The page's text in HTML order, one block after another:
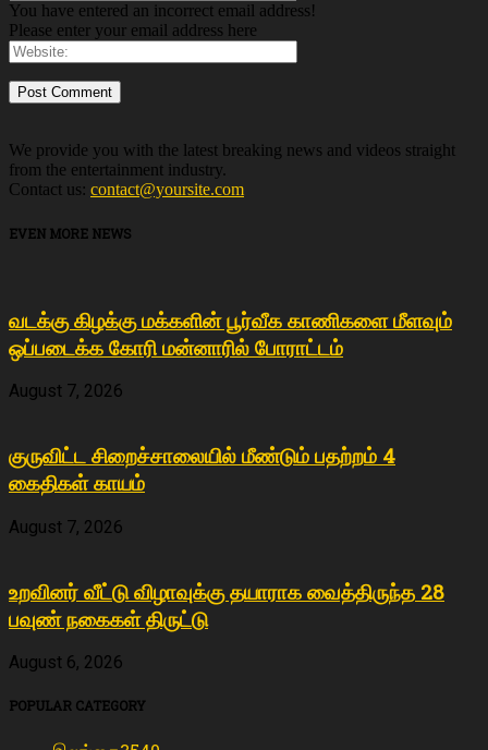
You have entered an incorrect email address!
Please enter your email address here
We provide you with the latest breaking news and videos straight
from the entertainment industry.
Contact us: contact@yoursite.com
EVEN MORE NEWS
வடக்கு கிழக்கு மக்களின் பூர்வீக காணிகளை மீளவும்
ஒப்படைக்க கோரி மன்னாரில் போராட்டம்
August 7, 2026
குருவிட்ட சிறைச்சாலையில் மீண்டும் பதற்றம் 4
கைதிகள் காயம்
August 7, 2026
உறவினர் வீட்டு விழாவுக்கு தயாராக வைத்திருந்த 28
பவுண் நகைகள் திருட்டு
August 6, 2026
POPULAR CATEGORY